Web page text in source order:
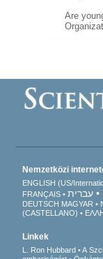
Are
Nemzetközi
ENGLISH (US/
FRANÇAIS
עברית
DEUTSCH MAGYAR
(CASTELLANO)
Linkek
L. Ron Hubbard A